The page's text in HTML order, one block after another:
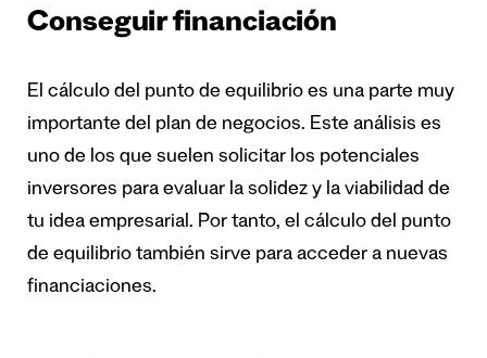
Conseguir financiación
El cálculo del punto de equilibrio es una parte muy
importante del plan de negocios. Este análisis es
uno de los que suelen solicitar los potenciales
inversores para evaluar la solidez y la viabilidad de
tu idea empresarial. Por tanto, el cálculo del punto
de equilibrio también sirve para acceder a nuevas
financiaciones.